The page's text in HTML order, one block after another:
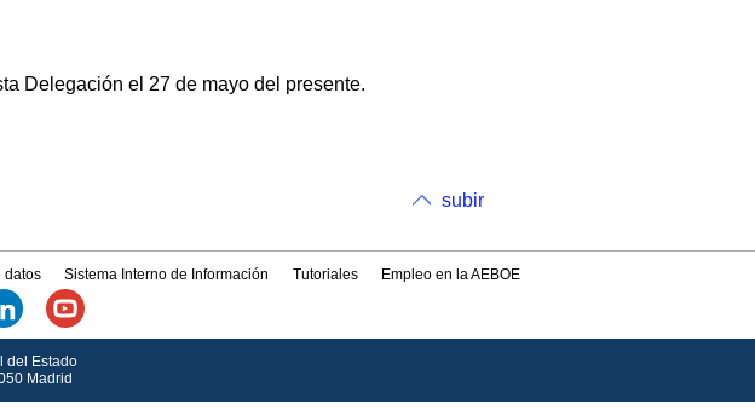
Delegación el 27 de mayo del presente.
subir
datos Sistema Interno de Información Tutoriales Empleo en la AEBOE
del Estado
Madrid